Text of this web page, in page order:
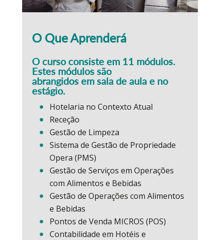
O Que Aprenderá
O curso consiste em 11 módulos.
Estes módulos são
abrangidos em sala de aula e no
estágio.
Hotelaria no Contexto Atual
Receção
Gestão de Limpeza
Sistema de Gestão de Propriedade
Opera (PMS)
Gestão de Serviços em Operações
com Alimentos e Bebidas
Gestão de Operações com Alimentos
e Bebidas
Pontos de Venda MICROS (POS)
Contabilidade em Hotéis e